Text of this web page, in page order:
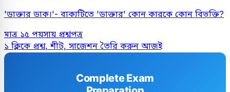
'ডাক্তার ডাক।'- বাক্যটিতে 'ডাক্তার' কোন কারকে কোন বিভক্তি?
মাত্র ১৫ পয়সায় প্রশ্নপত্র
১ ক্লিকে প্রশ্ন, শীট, সাজেশন তৈরি করুন আজই
Complete Exam